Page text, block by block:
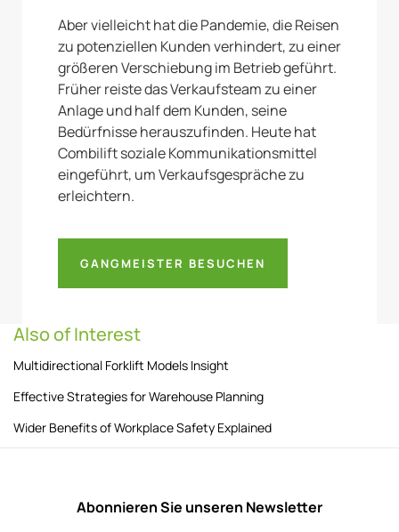
Aber vielleicht hat die Pandemie, die Reisen
zu potenziellen Kunden verhindert, zu einer
größeren Verschiebung im Betrieb geführt.
Früher reiste das Verkaufsteam zu einer
Anlage und half dem Kunden, seine
Bedürfnisse herauszufinden. Heute hat
Combilift soziale Kommunikationsmittel
eingeführt, um Verkaufsgespräche zu
erleichtern.
GANGMEISTER BESUCHEN
Also of Interest
Multidirectional Forklift Models Insight
Effective Strategies for Warehouse Planning
Wider Benefits of Workplace Safety Explained
Abonnieren Sie unseren Newsletter